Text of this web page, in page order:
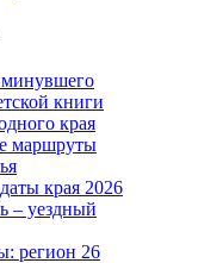
книги
края
маршруты
края 2026
– уездный
регион 26